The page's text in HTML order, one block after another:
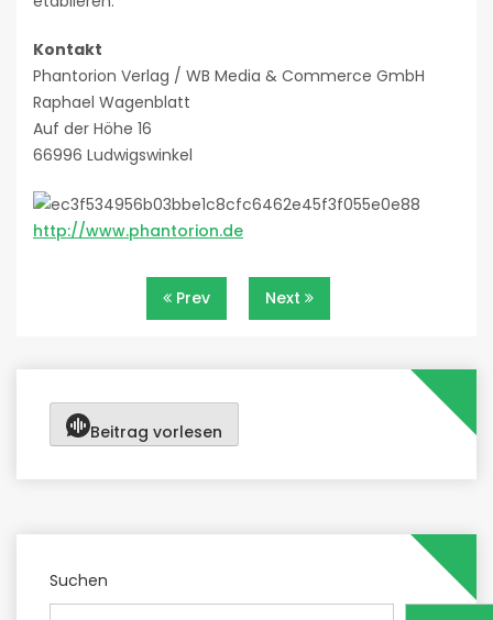
Kontakt
Phantorion Verlag / WB Media & Commerce GmbH
Raphael Wagenblatt
Auf der Höhe 16
66996 Ludwigswinkel
http://www.phantorion.de
Beitragsnavigation
Prev Next
Beitrag vorlesen
Suchen